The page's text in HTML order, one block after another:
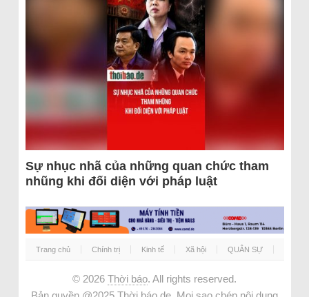
Sự nhục nhã của những quan chức tham
nhũng khi đối diện với pháp luật
Trang chủ Chính trị Kinh tế Xã hội QUÂN SỰ
© 2026 Thời báo. All rights reserved.